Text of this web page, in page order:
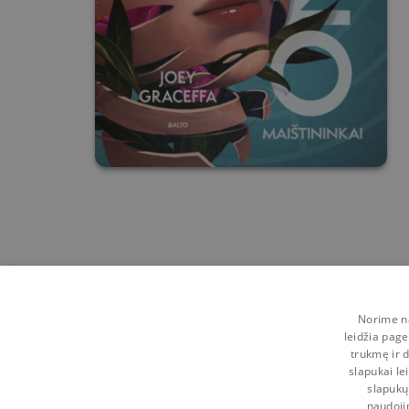
Norime
leidžia
trukmę ir
slapukai